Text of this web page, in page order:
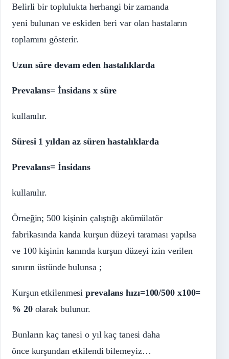
Belirli bir toplulukta herhangi bir zamanda
yeni bulunan ve eskiden beri var olan hastaların
toplamını gösterir.
Uzun süre devam eden hastalıklarda
Prevalans= İnsidans x süre
kullanılır.
Süresi 1 yıldan az süren hastalıklarda
Prevalans= İnsidans
kullanılır.
Örneğin; 500 kişinin çalıştığı akümülatör
fabrikasında kanda kurşun düzeyi taraması yapılsa
ve 100 kişinin kanında kurşun düzeyi izin verilen
sınırın üstünde bulunsa ;
Kurşun etkilenmesiprevalans hızı=100/500 x100=
% 20 olarak bulunur.
Bunların kaç tanesi o yıl kaç tanesi daha
önce kurşundan etkilendi bilemeyiz…